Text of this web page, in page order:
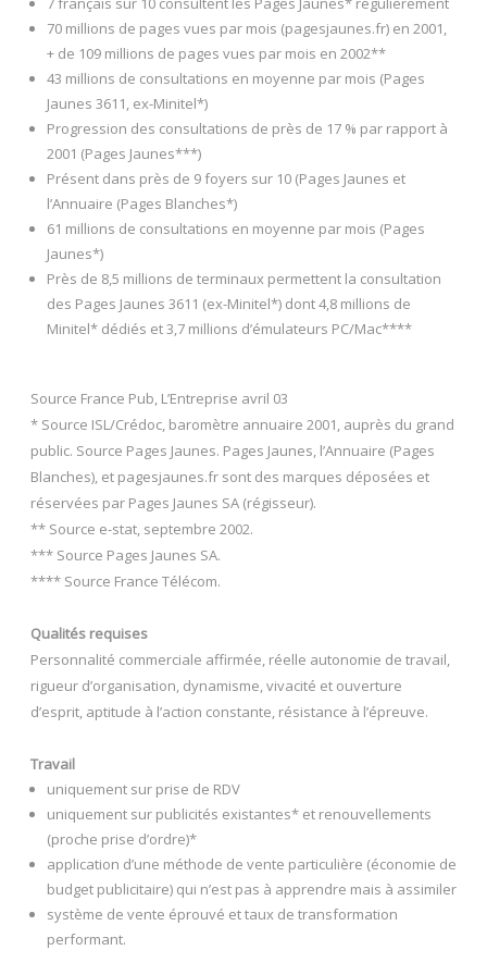
70 millions de pages vues par mois (pagesjaunes.fr) en 2001,
+ de 109 millions de pages vues par mois en 2002**
43 millions de consultations en moyenne par mois (Pages
Jaunes 3611, ex-Minitel*)
Progression des consultations de près de 17 % par rapport à
2001 (Pages Jaunes***)
Présent dans près de 9 foyers sur 10 (Pages Jaunes et
l’Annuaire (Pages Blanches*)
61 millions de consultations en moyenne par mois (Pages
Jaunes*)
Près de 8,5 millions de terminaux permettent la consultation
des Pages Jaunes 3611 (ex-Minitel*) dont 4,8 millions de
Minitel* dédiés et 3,7 millions d’émulateurs PC/Mac****
Source France Pub, L’Entreprise avril 03
* Source ISL/Crédoc, baromètre annuaire 2001, auprès du grand
public. Source Pages Jaunes. Pages Jaunes, l’Annuaire (Pages
Blanches), et pagesjaunes.fr sont des marques déposées et
réservées par Pages Jaunes SA (régisseur).
** Source e-stat, septembre 2002.
*** Source Pages Jaunes SA.
**** Source France Télécom.
Qualités requises
Personnalité commerciale affirmée, réelle autonomie de travail,
rigueur d’organisation, dynamisme, vivacité et ouverture
d’esprit, aptitude à l’action constante, résistance à l’épreuve.
Travail
uniquement sur prise de RDV
uniquement sur publicités existantes* et renouvellements
(proche prise d’ordre)*
application d’une méthode de vente particulière (économie de
budget publicitaire) qui n’est pas à apprendre mais à assimiler
système de vente éprouvé et taux de transformation
performant.